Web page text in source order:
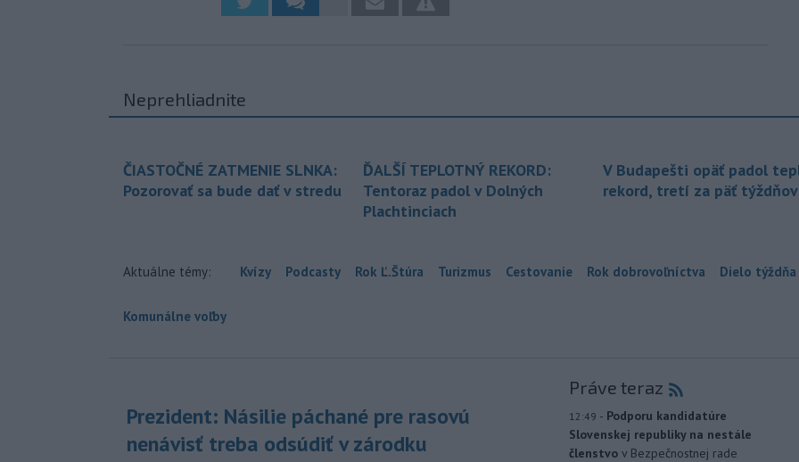
Neprehliadnite
ČIASTOČNÉ ZATMENIE SLNKA:
Pozorovať sa bude dať v stredu
ĎALŠÍ TEPLOTNÝ REKORD:
Tentoraz padol v Dolných
Plachtinciach
V Budapešti opäť padol
rekord, tretí za päť týždňov
Aktuálne témy: Kvízy Podcasty Rok Ľ.Štúra Turizmus Cestovanie Rok dobrovoľníctva Dielo týždňa
Komunálne voľby
Prezident: Násilie páchané pre rasovú
nenávisť treba odsúdiť v zárodku
Práve teraz
12:49 - Podporu kandidatúre
Slovenskej republiky na nestále
členstvo v Bezpečnostnej rade